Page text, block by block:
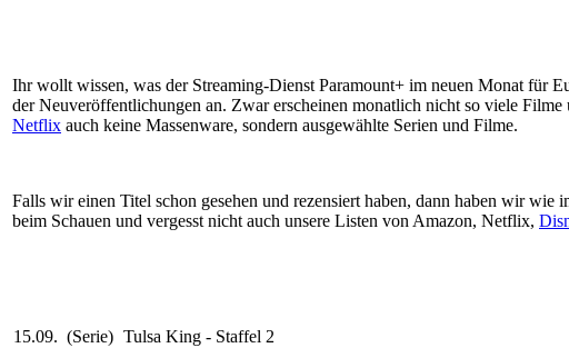
Ihr wollt wissen, was der Streaming-Dienst Paramount+ im neuen Monat für
der Neuveröffentlichungen an. Zwar erscheinen monatlich nicht so viele
Netflix auch keine Massenware, sondern ausgewählte Serien und Filme.
Falls wir einen Titel schon gesehen und rezensiert haben, dann haben wir
beim Schauen und vergesst nicht auch unsere Listen von Amazon, Netflix,
15.09. (Serie) Tulsa King - Staffel 2